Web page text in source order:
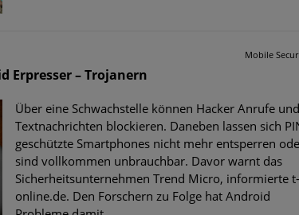
Mobile
Erpresser – Trojanern
Über eine Schwachstelle können Hacker Anrufe und
Textnachrichten blockieren. Daneben lassen sich
geschützte Smartphones nicht mehr entsperren
sind vollkommen unbrauchbar. Davor warnt das
Sicherheitsunternehmen Trend Micro, informierte t-
online.de. Den Forschern zu Folge hat Android